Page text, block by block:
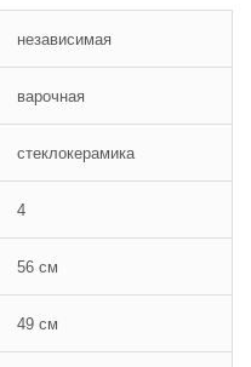
независимая
варочная
стеклокерамика
4
56 см
49 см